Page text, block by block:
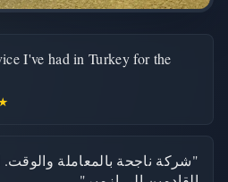
I've had in Turkey for the
"شركة ناجحة بالمعاملة